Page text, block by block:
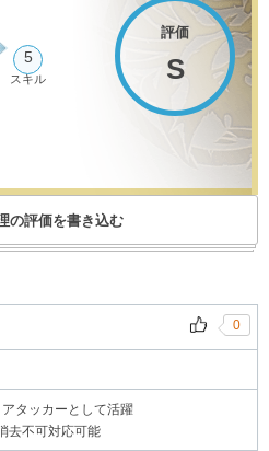
5
スキル
評価
S
の評価を書き込む
0
タッカーとして活躍
去不可対応可能